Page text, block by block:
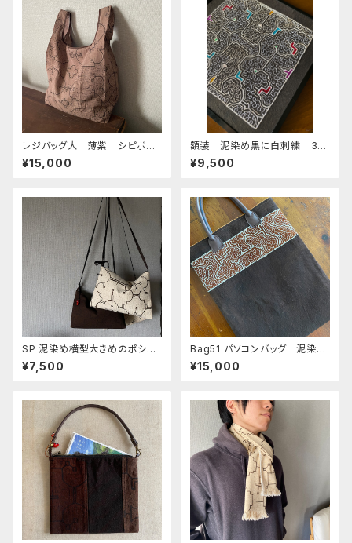
レジバッグ大 薄紫 シピボ族
の泥染め 38cm
¥15,000
額装 泥染め黒に白刺繍 30
cm
¥9,500
SP 泥染め横型大きめのポシェ
ット白 29x21cm ファスナーポ
ーチ
¥7,500
Bag51 パソコンバッグ 泥染め
茶地白刺繍本革持ち手 全面
草木染め 28x36cm シピボ族
¥15,000